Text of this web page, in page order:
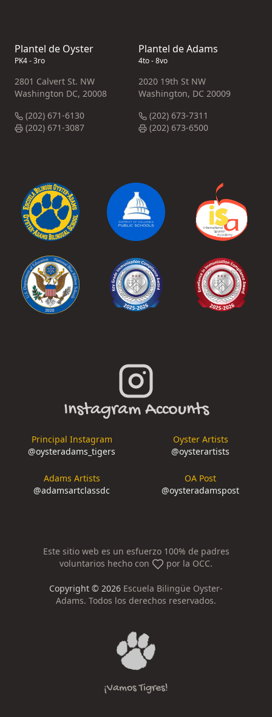
Plantel de Oyster
PK4 - 3ro
2801 Calvert St. NW
Washington DC, 20008
(202) 671-6130
(202) 671-3087
Plantel de Adams
4to - 8vo
2020 19th St NW
Washington, DC 20009
(202) 673-7311
(202) 673-6500
Instagram Accounts
Principal Instagram
@oysteradams_tigers
Oyster Artists
@oysterartists
Adams Artists
@adamsartclassdc
OA Post
@oysteradamspost
Este sitio web es un esfuerzo 100% de padres
voluntarios hecho con
por la OCC.
Copyright © 2026 Escuela Bilingüe Oyster-
Adams. Todos los derechos reservados.
¡Vamos Tigres!